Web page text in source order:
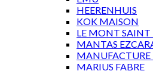
HEERENHUIS
KOK MAISON
LE MONT
MANTAS
MANUFACTURE
MARIUS FABRE